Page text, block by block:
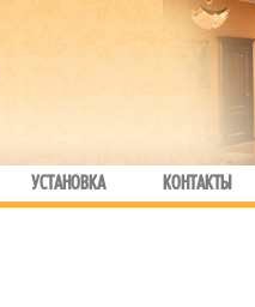
УСТАНОВКА КОНТАКТЫ